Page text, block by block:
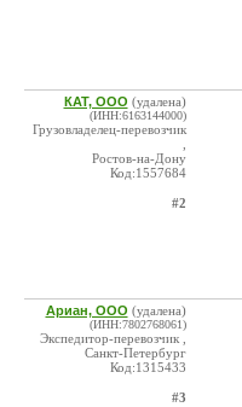
КАТ, ООО (удалена)
(ИНН:6163144000)
Грузовладелец-перевозчик
Ростов-на-Дону
Код:1557684
#2
Ариан, ООО (удалена)
(ИНН:7802768061)
Экспедитор-перевозчик ,
Санкт-Петербург
Код:1315433
#3